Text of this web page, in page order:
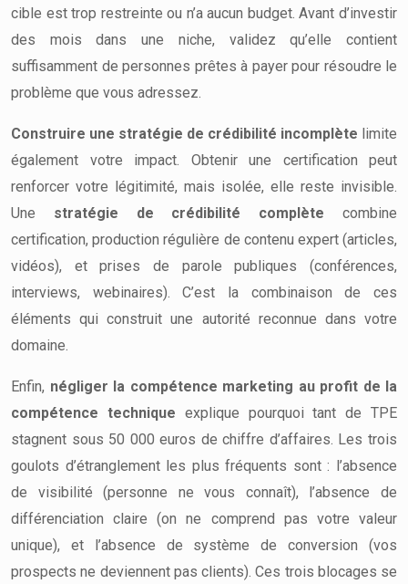
cible est trop restreinte ou n’a aucun budget. Avant d’investir
des mois dans une niche, validez qu’elle contient
suffisamment de personnes prêtes à payer pour résoudre le
problème que vous adressez.
Construire une stratégie de crédibilité incomplète limite
également votre impact. Obtenir une certification peut
renforcer votre légitimité, mais isolée, elle reste invisible.
Une stratégie de crédibilité complète combine
certification, production régulière de contenu expert (articles,
vidéos), et prises de parole publiques (conférences,
interviews, webinaires). C’est la combinaison de ces
éléments qui construit une autorité reconnue dans votre
domaine.
Enfin, négliger la compétence marketing au profit de la
compétence technique explique pourquoi tant de TPE
stagnent sous 50 000 euros de chiffre d’affaires. Les trois
goulots d’étranglement les plus fréquents sont : l’absence
de visibilité (personne ne vous connaît), l’absence de
différenciation claire (on ne comprend pas votre valeur
unique), et l’absence de système de conversion (vos
prospects ne deviennent pas clients). Ces trois blocages se